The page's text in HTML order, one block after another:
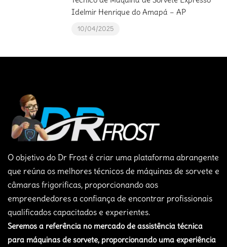
Idelmir Henrique do Amapá – AP
10/04/2025
O objetivo do Dr Frost é criar uma plataforma abrangente
que reúna os melhores técnicos de máquinas de sorvete e
câmaras frigorificas, proporcionando aos
empreendedores a confiança de encontrar profissionais
qualificados capacitados e experientes.
Seremos a referência no mercado de assistência técnica
para máquinas de sorvete, proporcionando uma experiência